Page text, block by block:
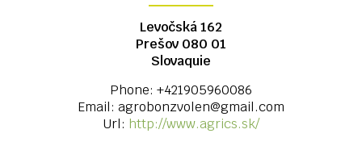
Levočská 162
Prešov 080 01
Slovaquie
Phone: +421905960086
Email: agrobonzvolen@gmail.com
Url: http://www.agrics.sk/